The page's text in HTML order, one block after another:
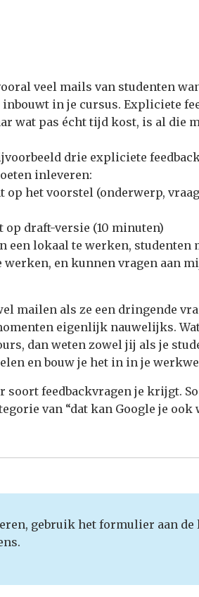
veel mails van studenten
in je cursus. Expliciete
wat pas écht tijd kost, is al die
drie expliciete
inleveren:
op het voorstel (onderwerp,
op draft-versie (10 minuten)
een lokaal te werken, studenten
en kunnen vragen aan
mailen als ze een dringende
eigenlijk nauwelijks.
dan weten zowel jij als je
en bouw je het in in je
soort feedbackvragen je krijgt.
van “dat kan Google je ook
gebruik het formulier aan